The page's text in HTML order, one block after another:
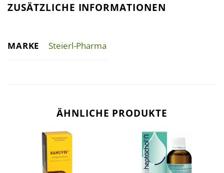
ZUSÄTZLICHE INFORMATIONEN
MARKE Steierl-Pharma
ÄHNLICHE PRODUKTE